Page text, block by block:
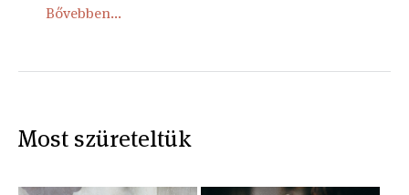
Bővebben...
Most szüreteltük